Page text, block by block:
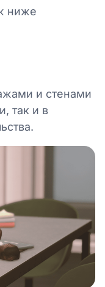
ниже
и стенами
так и в